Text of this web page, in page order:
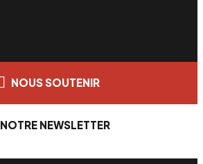
NOUS SOUTENIR
NOTRE NEWSLETTER